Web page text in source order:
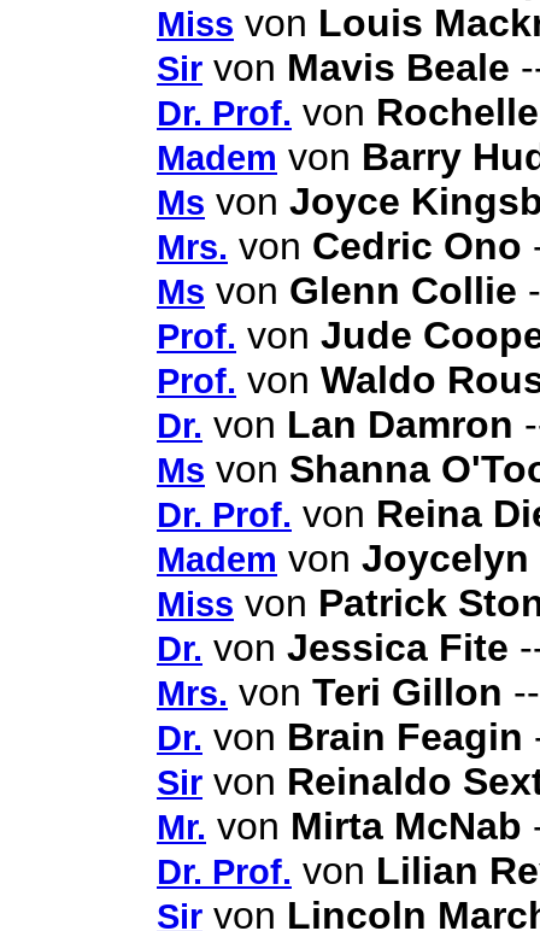
Miss von Louis
Sir von Mavis Beale
Dr. Prof. von
Madem von Barry
Ms von Joyce
Mrs. von Cedric Ono
Ms von Glenn Collie
Prof. von Jude
Prof. von Waldo
Dr. von Lan Damron
Ms von Shanna
Dr. Prof. von Reina
Madem von Joycelyn
Miss von Patrick
Dr. von Jessica Fite
Mrs. von Teri Gillon
Dr. von Brain Feagin
Sir von Reinaldo
Mr. von Mirta McNab
Dr. Prof. von Lilian
Sir von Lincoln